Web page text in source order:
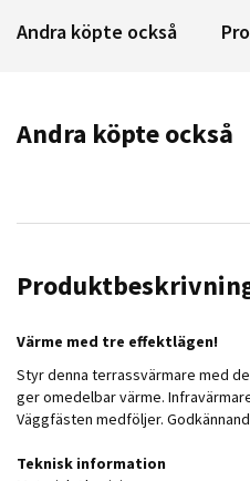
Andra köpte också
Andra köpte också
Värme med tre effektlägen!
Styr denna terrassvärmare med
ger omedelbar värme.
Väggfästen medföljer.
Teknisk information